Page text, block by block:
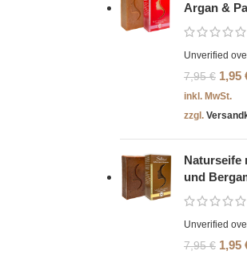
Argan &
Unverified
7,95€ 1,95
inkl. MwSt.
zzgl.
Naturseife
und
Unverified
7,95€ 1,95